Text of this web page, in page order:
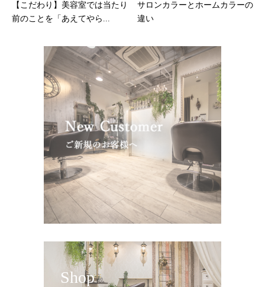
【こだわり】美容室では当たり
前のことを「あえてやら...
サロンカラーとホームカラーの
違い
Shop